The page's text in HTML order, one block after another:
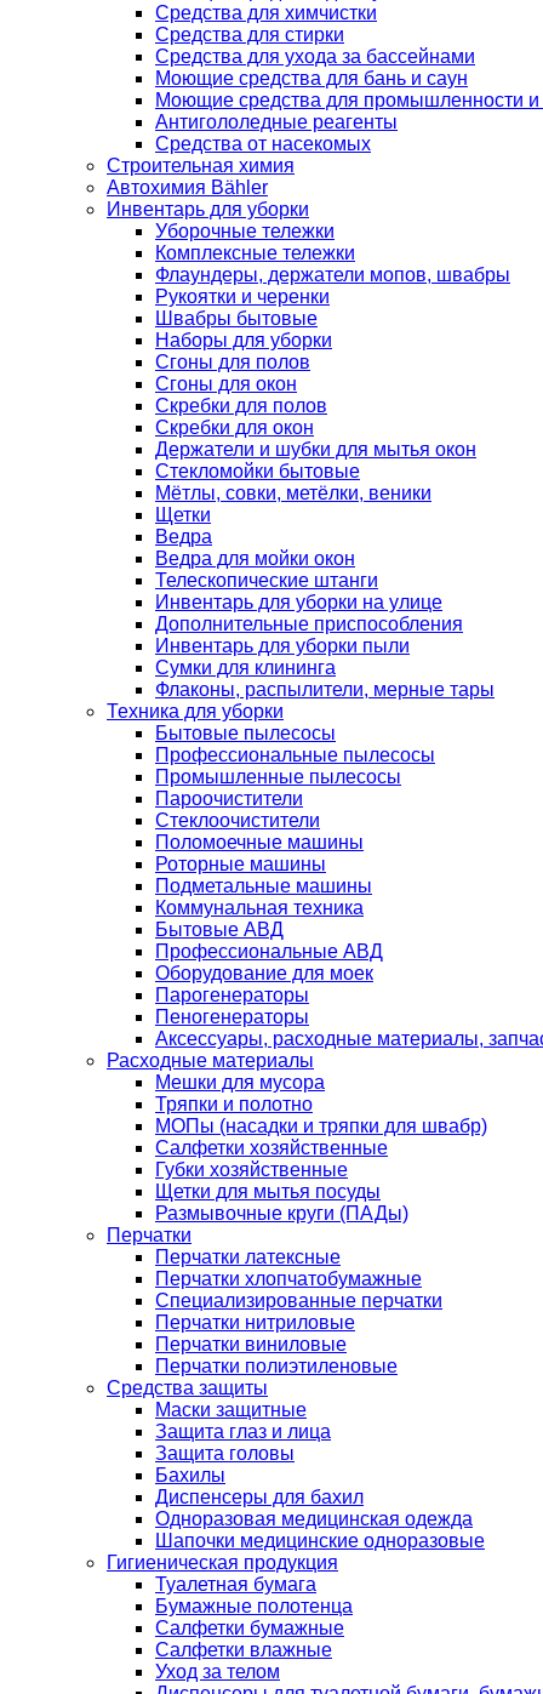
Средства для химчистки
Средства для стирки
Средства для ухода за бассейнами
Моющие средства для бань и саун
Моющие средства для промышленности и
Антигололедные реагенты
Средства от насекомых
Строительная химия
Автохимия Bähler
Инвентарь для уборки
Уборочные тележки
Комплексные тележки
Флаундеры, держатели мопов, швабры
Рукоятки и черенки
Швабры бытовые
Наборы для уборки
Сгоны для полов
Сгоны для окон
Скребки для полов
Скребки для окон
Держатели и шубки для мытья окон
Стекломойки бытовые
Мётлы, совки, метёлки, веники
Щетки
Ведра
Ведра для мойки окон
Телескопические штанги
Инвентарь для уборки на улице
Дополнительные приспособления
Инвентарь для уборки пыли
Сумки для клининга
Флаконы, распылители, мерные тары
Техника для уборки
Бытовые пылесосы
Профессиональные пылесосы
Промышленные пылесосы
Пароочистители
Стеклоочистители
Поломоечные машины
Роторные машины
Подметальные машины
Коммунальная техника
Бытовые АВД
Профессиональные АВД
Оборудование для моек
Парогенераторы
Пеногенераторы
Аксессуары, расходные материалы,
Расходные материалы
Мешки для мусора
Тряпки и полотно
МОПы (насадки и тряпки для швабр)
Салфетки хозяйственные
Губки хозяйственные
Щетки для мытья посуды
Размывочные круги (ПАДы)
Перчатки
Перчатки латексные
Перчатки хлопчатобумажные
Специализированные перчатки
Перчатки нитриловые
Перчатки виниловые
Перчатки полиэтиленовые
Средства защиты
Маски защитные
Защита глаз и лица
Защита головы
Бахилы
Диспенсеры для бахил
Одноразовая медицинская одежда
Шапочки медицинские одноразовые
Гигиеническая продукция
Туалетная бумага
Бумажные полотенца
Салфетки бумажные
Салфетки влажные
Уход за телом